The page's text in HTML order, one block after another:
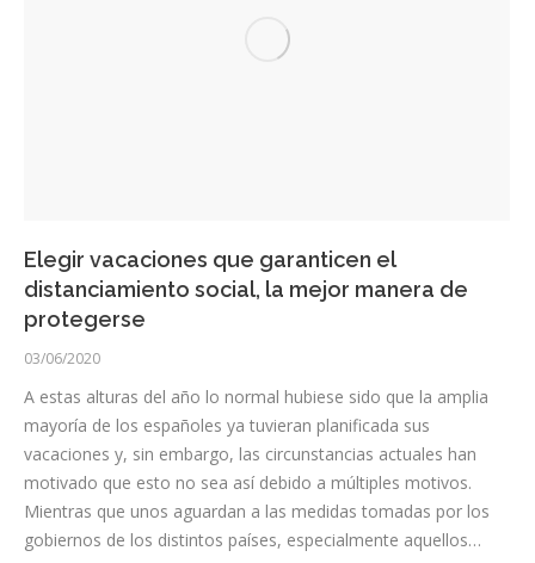
Elegir vacaciones que garanticen el
distanciamiento social, la mejor manera de
protegerse
03/06/2020
A estas alturas del año lo normal hubiese sido que la amplia
mayoría de los españoles ya tuvieran planificada sus
vacaciones y, sin embargo, las circunstancias actuales han
motivado que esto no sea así debido a múltiples motivos.
Mientras que unos aguardan a las medidas tomadas por los
gobiernos de los distintos países, especialmente aquellos…